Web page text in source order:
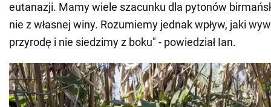
eutanazji. Mamy wiele szacunku dla pytonów
nie z własnej winy. Rozumiemy jednak wpływ, jaki
przyrodę i nie siedzimy z boku" - powiedział Ian.